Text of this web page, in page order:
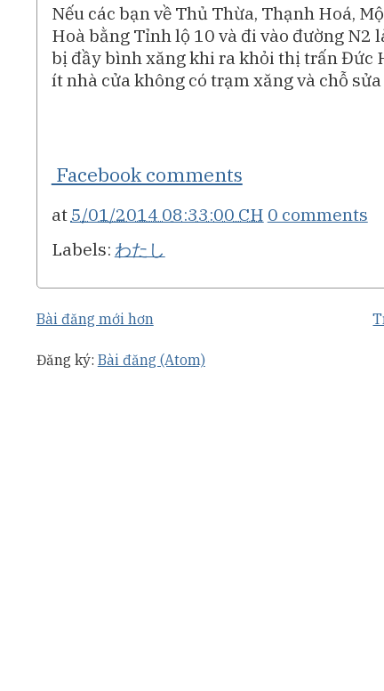
Nếu các bạn về Thủ Thừa, Thạnh Hoá,
Hoà bằng Tỉnh lộ 10 và đi vào đường N2
bị đầy bình xăng khi ra khỏi thị trấn Đức
ít nhà cửa không có trạm xăng và chỗ sửa
Facebook comments
at 5/01/2014 08:33:00 CH 0 comments
Labels: わたし
Bài đăng mới hơn
Đăng ký: Bài đăng (Atom)